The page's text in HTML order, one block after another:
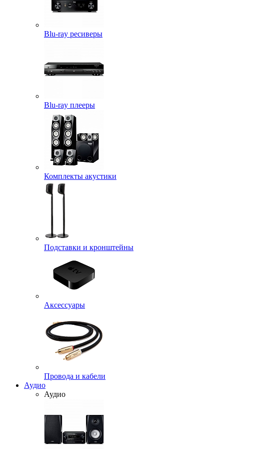
Blu-ray ресиверы
Blu-ray плееры
Комплекты акустики
Подставки и кронштейны
Аксессуары
Провода и кабели
Аудио
Аудио